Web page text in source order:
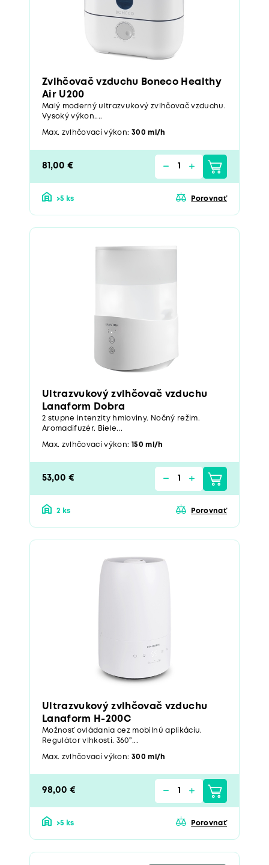
Zvlhčovač vzduchu Boneco Healthy
Air U200
Malý moderný ultrazvukový zvlhčovač vzduchu.
Vysoký výkon....
Max. zvlhčovací výkon: 300 ml/h
81,00 €
>5 ks Porovnať
Ultrazvukový zvlhčovač vzduchu
Lanaform Dobra
2 stupne intenzity hmloviny. Nočný režim.
Aromadifuzér. Biele...
Max. zvlhčovací výkon: 150 ml/h
53,00 €
2 ks Porovnať
Ultrazvukový zvlhčovač vzduchu
Lanaform H-200C
Možnosť ovládania cez mobilnú aplikáciu.
Regulátor vlhkosti. 360°...
Max. zvlhčovací výkon: 300 ml/h
98,00 €
>5 ks Porovnať